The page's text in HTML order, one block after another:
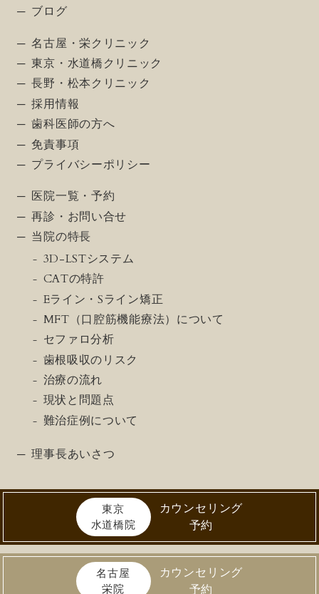
ブログ
名古屋・栄クリニック
東京・水道橋クリニック
長野・松本クリニック
採用情報
歯科医師の方へ
免責事項
プライバシーポリシー
医院一覧・予約
再診・お問い合せ
当院の特長
3D-LSTシステム
CATの特許
Eライン・Sライン矯正
MFT（口腔筋機能療法）について
セファロ分析
歯根吸収のリスク
治療の流れ
現状と問題点
難治症例について
理事長あいさつ
東京
水道橋院
カウンセリング
予約
名古屋
栄院
カウンセリング
予約